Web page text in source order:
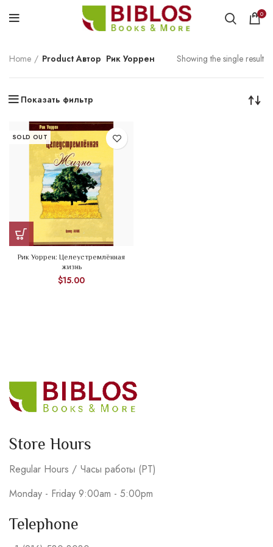
0
Home Product Автор Рик Уоррен Showing the single result
Показать фильтр
SOLD OUT
Рик Уоррен: Целеустремлённая
жизнь
$15.00
Store Hours
Regular Hours / Часы работы (PT)
Monday - Friday 9:00am - 5:00pm
Telephone